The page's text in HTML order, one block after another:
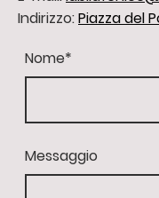
Nome*
Messaggio
Indirizzo:Piazza del